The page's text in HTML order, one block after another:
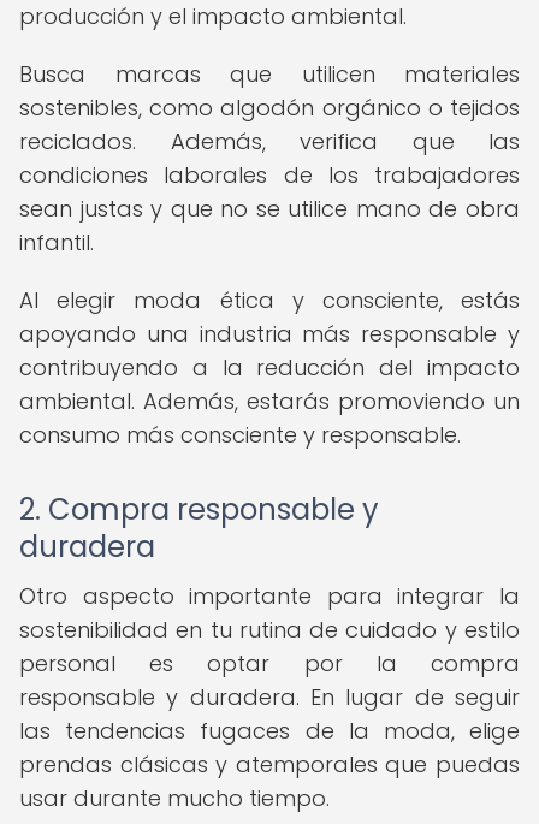
producción y el impacto ambiental.
Busca marcas que utilicen materiales
sostenibles, como algodón orgánico o tejidos
reciclados. Además, verifica que las
condiciones laborales de los trabajadores
sean justas y que no se utilice mano de obra
infantil.
Al elegir moda ética y consciente, estás
apoyando una industria más responsable y
contribuyendo a la reducción del impacto
ambiental. Además, estarás promoviendo un
consumo más consciente y responsable.
2. Compra responsable y
duradera
Otro aspecto importante para integrar la
sostenibilidad en tu rutina de cuidado y estilo
personal es optar por la compra
responsable y duradera. En lugar de seguir
las tendencias fugaces de la moda, elige
prendas clásicas y atemporales que puedas
usar durante mucho tiempo.